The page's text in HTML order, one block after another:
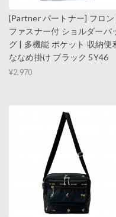
[Partner パートナー] フロン
ファスナー付 ショルダーバ
グ | 多機能 ポケット 収納便
ななめ掛け ブラック 5Y46
¥2,970